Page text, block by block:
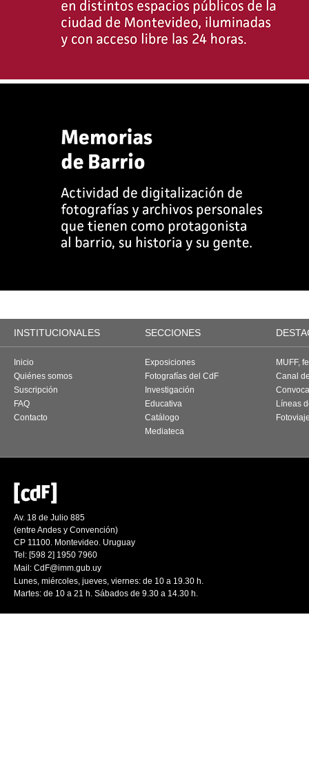
INSTITUCIONALES SECCIONES
Inicio
Quiénes somos
Suscripción
FAQ
Contacto
Exposiciones
Fotografías del CdF
Investigación
Educativa
Catálogo
Mediateca
MUFF,
Canal
Líneas
Av. 18 de Julio 885
(entre Andes y Convención)
CP 11100. Montevideo. Uruguay
Tel: [598 2] 1950 7960
Mail: CdF@imm.gub.uy
Lunes, miércoles, jueves, viernes: de 10 a 19.30 h.
Martes: de 10 a 21 h. Sábados de 9.30 a 14.30 h.